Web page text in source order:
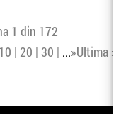
1 din 172
10 20 30 ...»Ultima »